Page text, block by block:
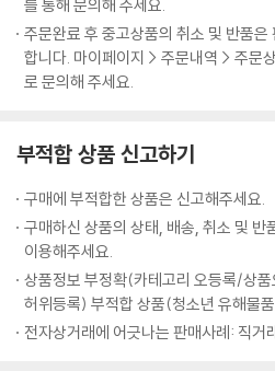
20세기 가장 지성적인 작가 솔 벨로의
에서 출간되었다. 「오기 마치의 모험」, 「
그것인데, 이들 작품은 순서대로 솔 벨로
칭해지는 솔 벨로는, 그가 없이는 현대 미
난한 환경에서 자랐음에도 그의 문학은
연유된 긍정적인 인생관으로 웃음과 유
량에서 비롯된 해박함과 글쓰기에 대한
전미 도서상을 거머쥐고 노벨문학상을 수
실이 녹아들어 자칫 개인의 일기가 될 소
주제가 되는 우를 범하지 않고 어느 시기,
를 통해 문의해 주세요.
주문완료 후 중고상품의 취소 및 반품
합니다. 마이페이지 > 주문내역 > 주문
로 문의해 주세요.
부적합 상품 신고하기
구매에 부적합한 상품은 신고해주세요.
구매하신 상품의 상태, 배송, 취소 및 반
이용해주세요.
상품정보 부정확(카테고리 오등록/상
허위등록) 부적합 상품(청소년 유해물
전자상거래에 어긋나는 판매사례: 직거